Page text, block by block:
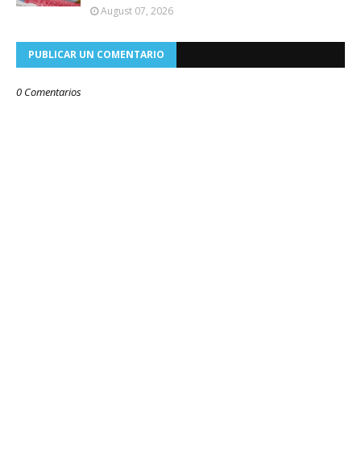
August 07, 2026
PUBLICAR UN COMENTARIO
0 Comentarios